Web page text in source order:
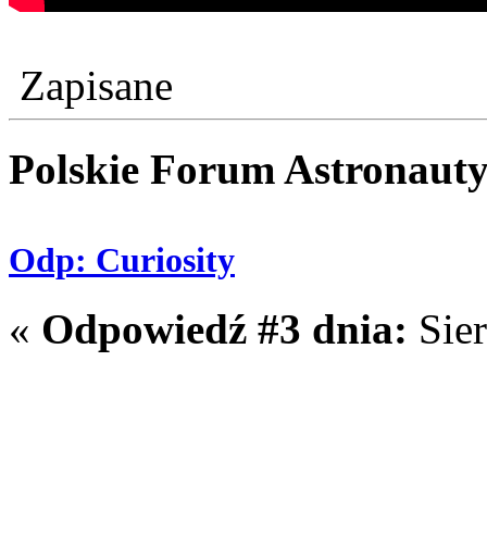
Zapisane
Polskie Forum
Odp: Curiosity
« Odpowiedź #3 dnia: